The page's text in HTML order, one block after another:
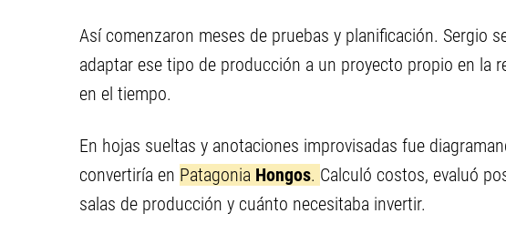
Así comenzaron meses de pruebas y planificación. Sergio
adaptar ese tipo de producción a un proyecto propio en la
en el tiempo.
En hojas sueltas y anotaciones improvisadas fue
convertiría en Patagonia Hongos. Calculó costos, evaluó
salas de producción y cuánto necesitaba invertir.